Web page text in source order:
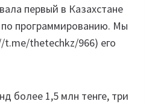
первый в Казахстане
программированию. Мы
thetechkz/966) его
более 1,5 млн тенге, три